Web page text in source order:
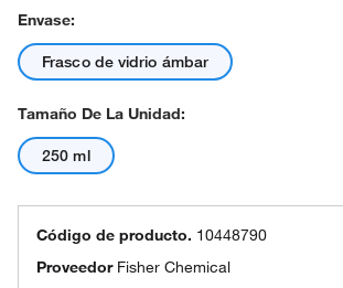
Envase:
Frasco de vidrio ámbar
Tamaño De La Unidad:
250 ml
Código de producto. 10448790
Proveedor Fisher Chemical